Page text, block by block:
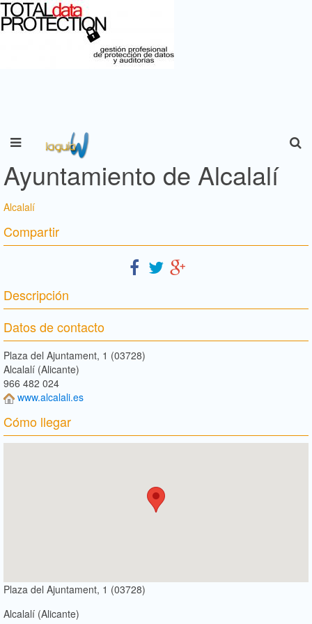
Ayuntamiento de Alcalalí
Alcalalí
Compartir
Descripción
Datos de contacto
Plaza del Ajuntament, 1 (03728)
Alcalalí (Alicante)
966 482 024
www.alcalali.es
Cómo llegar
Plaza del Ajuntament, 1 (03728)
Alcalalí (Alicante)